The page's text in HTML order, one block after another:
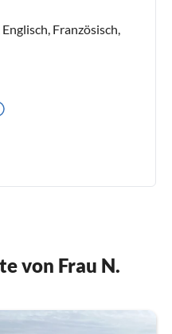
Französisch,
von Frau N.